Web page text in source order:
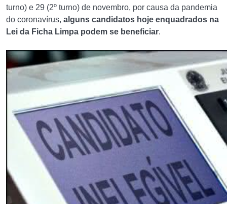
turno) e 29 (2º turno) de novembro, por causa da pandemia
do coronavírus, alguns candidatos hoje enquadrados na
Lei da Ficha Limpa podem se beneficiar.